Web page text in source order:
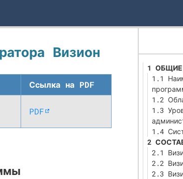
Визион
Ссылка на PDF
PDF
1
1.1
1.2
1.3
1.4
2
2.1
2.2
2.3